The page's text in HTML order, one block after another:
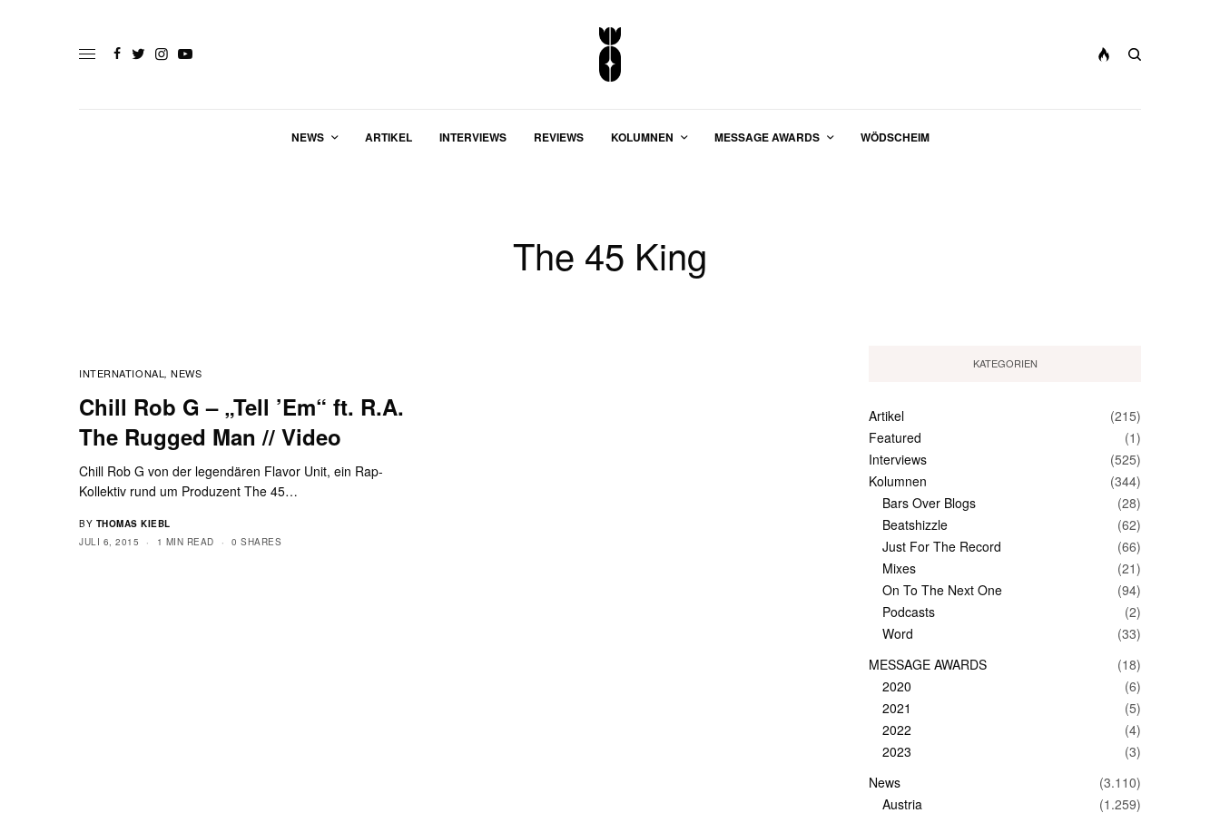
NEWS ARTIKEL INTERVIEWS REVIEWS KOLUMNEN MESSAGE AWARDS WÖDSCHEIM
The 45 King
INTERNATIONAL ,NEWS
Chill Rob G – „Tell ’Em“ ft. R.A.
The Rugged Man // Video
Chill Rob G von der legendären Flavor Unit, ein Rap-
Kollektiv rund um Produzent The 45…
BY THOMAS KIEBL
JULI 6, 2015
1 MIN READ 0 SHARES
KATEGORIEN
Artikel
(215)
Featured
(1)
Interviews
(525)
Kolumnen
(344)
Bars Over Blogs
(28)
Beatshizzle
(62)
Just For The Record
(66)
Mixes
(21)
On To The Next One
(94)
Podcasts
(2)
Word
(33)
MESSAGE AWARDS
(18)
2020
(6)
2021
(5)
2022
(4)
2023
(3)
News
(3.110)
Austria
(1.259)